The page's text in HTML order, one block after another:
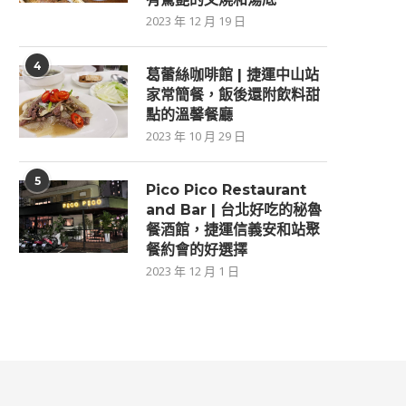
2023 年 12 月 19 日
4
葛蕾絲咖啡館 | 捷運中山站
家常簡餐，飯後還附飲料甜
點的溫馨餐廳
2023 年 10 月 29 日
5
Pico Pico Restaurant
and Bar | 台北好吃的秘魯
餐酒館，捷運信義安和站聚
餐約會的好選擇
2023 年 12 月 1 日